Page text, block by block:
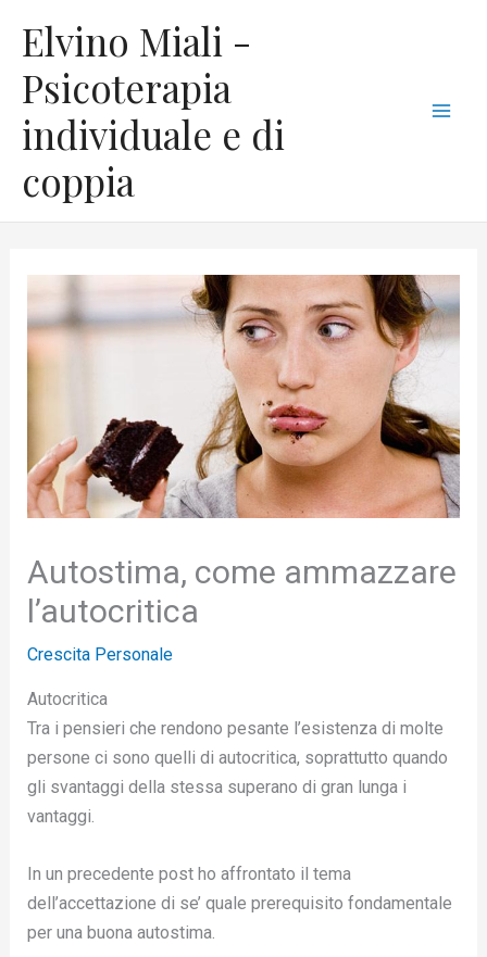
contenuto
Elvino Miali -
Psicoterapia
individuale e di
coppia
Autostima, come ammazzare
l’autocritica
Crescita Personale
Autocritica
Tra i pensieri che rendono pesante l’esistenza di molte
persone ci sono quelli di autocritica, soprattutto quando
gli svantaggi della stessa superano di gran lunga i
vantaggi.
In un precedente post ho affrontato il tema
dell’accettazione di se’ quale prerequisito fondamentale
per una buona autostima.
a
t
e
g
o
r